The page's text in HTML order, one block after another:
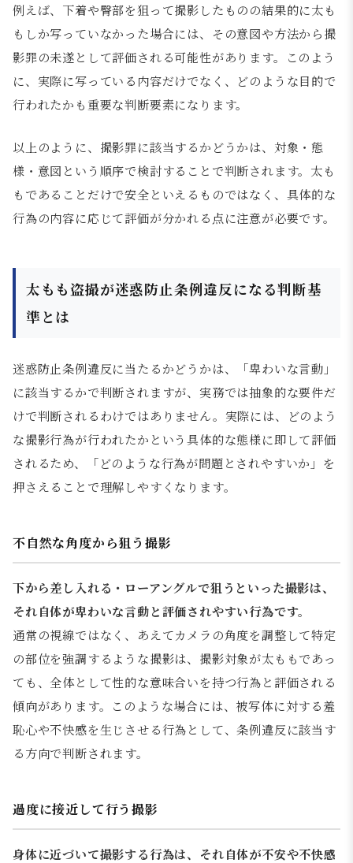
例えば、下着や臀部を狙って撮影したものの結果的に太も
もしか写っていなかった場合には、その意図や方法から撮
影罪の未遂として評価される可能性があります。このよう
に、実際に写っている内容だけでなく、どのような目的で
行われたかも重要な判断要素になります。
以上のように、撮影罪に該当するかどうかは、対象・態
様・意図という順序で検討することで判断されます。太も
もであることだけで安全といえるものではなく、具体的な
行為の内容に応じて評価が分かれる点に注意が必要です。
太もも盗撮が迷惑防止条例違反になる判断基
準とは
迷惑防止条例違反に当たるかどうかは、「卑わいな言動」
に該当するかで判断されますが、実務では抽象的な要件だ
けで判断されるわけではありません。実際には、どのよう
な撮影行為が行われたかという具体的な態様に即して評価
されるため、「どのような行為が問題とされやすいか」を
押さえることで理解しやすくなります。
不自然な角度から狙う撮影
下から差し入れる・ローアングルで狙うといった撮影は、
それ自体が卑わいな言動と評価されやすい行為です。
通常の視線ではなく、あえてカメラの角度を調整して特定
の部位を強調するような撮影は、撮影対象が太ももであっ
ても、全体として性的な意味合いを持つ行為と評価される
傾向があります。このような場合には、被写体に対する羞
恥心や不快感を生じさせる行為として、条例違反に該当す
る方向で判断されます。
過度に接近して行う撮影
身体に近づいて撮影する行為は、それ自体が不安や不快感